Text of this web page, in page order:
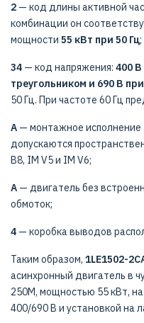
2 — код длины активной
комбинации он
мощности 55 кВт при 50 Гц;
34 — код напряжения: 400
треугольником и 690 В
50 Гц. При частоте 60 Гц
A — монтажное исполнение
допускаются
B8, IM V5 и IM V6;
A — двигатель без
обмоток;
4 — коробка выводов
Таким образом, 1LE1502-
асинхронный двигатель в
250M, мощностью 55 кВт,
400/690 В и установкой на